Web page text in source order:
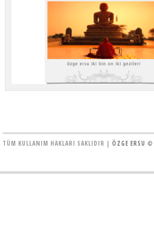
TÜM KULLANIM HAKLARI SAKLIDIR | ÖZGE ERSU ©